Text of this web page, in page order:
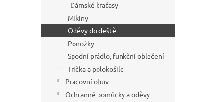
Dámské kraťasy
Mikiny
Oděvy do deště
Ponožky
Spodní prádlo, funkční oblečení
Trička a polokošile
Pracovní obuv
Ochranné pomůcky a oděvy